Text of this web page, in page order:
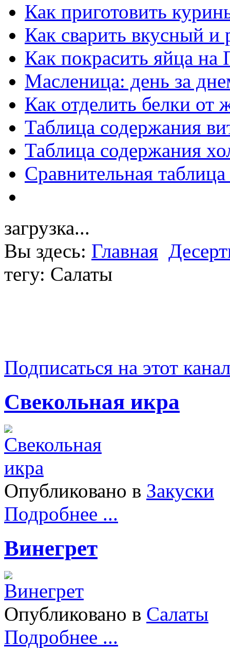
Как приготовить
Как сварить вкусный и
Как покрасить яйца на
Масленица: день за
Как отделить белки от
Таблица содержания
Таблица содержания
Сравнительная
загрузка...
Вы здесь: Главная
тегу: Салаты
Подписаться на этот
Свекольная икра
Опубликовано в Закуски
Подробнее ...
Винегрет
Опубликовано в Салаты
Подробнее ...